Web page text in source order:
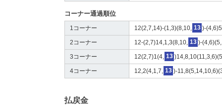
コーナー通過順位
1コーナー 12(2,7,14)-(1,3)(8,10, 13 )-
2コーナー 12-(2,7)14,1,3(8,10, 13 )-
3コーナー 12(2,7)1(4, 13
4コーナー 12,2(4,1,7, 13 )-
払戻金